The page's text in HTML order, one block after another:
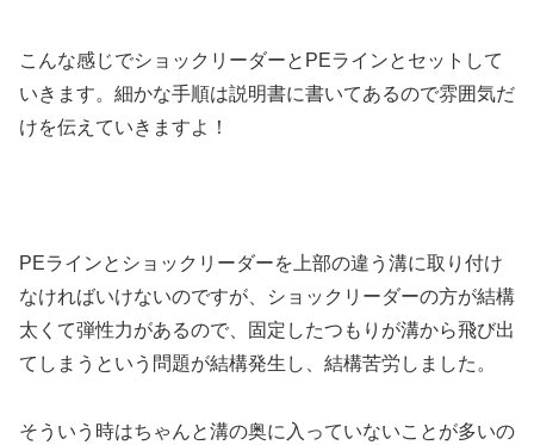
こんな感じでショックリーダーとPEラインとセットして
いきます。細かな手順は説明書に書いてあるので雰囲気だ
けを伝えていきますよ！
PEラインとショックリーダーを上部の違う溝に取り付け
なければいけないのですが、ショックリーダーの方が結構
太くて弾性力があるので、固定したつもりが溝から飛び出
てしまうという問題が結構発生し、結構苦労しました。
そういう時はちゃんと溝の奥に入っていないことが多いの